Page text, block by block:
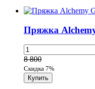
Пряжка
8 800
Скидка 7%